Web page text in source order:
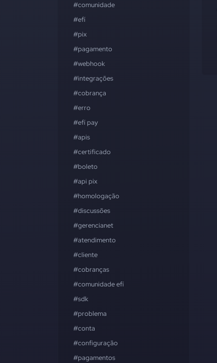
#comunidade
#efí
#pix
#pagamento
#webhook
#integrações
#cobrança
#erro
#efí pay
#apis
#certificado
#boleto
#api pix
#homologação
#discussões
#gerencianet
#atendimento
#cliente
#cobranças
#comunidade efí
#sdk
#problema
#conta
#configuração
#pagamentos